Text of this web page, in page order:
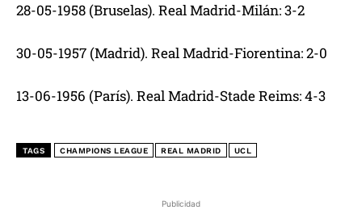
Publicidad
28-05-1958 (Bruselas). Real Madrid-Milán: 3-2
30-05-1957 (Madrid). Real Madrid-Fiorentina: 2-0
13-06-1956 (París). Real Madrid-Stade Reims: 4-3
TAGS CHAMPIONS LEAGUE REAL MADRID UCL